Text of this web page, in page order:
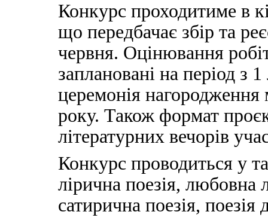
Конкурс проходитиме в
що передбачає збір та
червня. Оцінювання
заплановані на період з
церемонія нагородження
року. Також формат
літературних вечорів
Конкурс проводиться у
лірична поезія, любовна
сатирична поезія, поезія